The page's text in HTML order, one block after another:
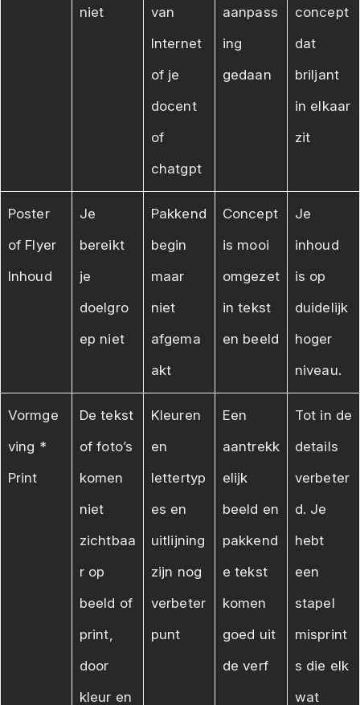
niet
van
Internet
of je
docent
of
chatgpt
aanpass
ing
gedaan
concept
dat
briljant
in elkaar
zit
Poster
of Flyer
Inhoud
Je
bereikt
je
doelgro
ep niet
Pakkend
begin
maar
niet
afgema
akt
Concept
is mooi
omgezet
in tekst
en beeld
Je
inhoud
is op
duidelijk
hoger
niveau.
Vormge
ving *
Print
De tekst
of foto’s
komen
niet
zichtbaa
r op
beeld of
print,
door
kleur en
Kleuren
en
lettertyp
es en
uitlijning
zijn nog
verbeter
punt
Een
aantrekk
elijk
beeld en
pakkend
e tekst
komen
goed uit
de verf
Tot in de
details
verbeter
d. Je
hebt
een
stapel
misprint
s die elk
wat